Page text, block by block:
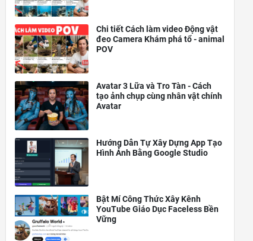
Chi tiết Cách làm video Động vật
đeo Camera Khám phá tổ - animal
POV
Avatar 3 Lữa và Tro Tàn - Cách
tạo ảnh chụp cùng nhân vật chính
Avatar
Hướng Dẫn Tự Xây Dựng App Tạo
Hình Ảnh Bằng Google Studio
Bật Mí Công Thức Xây Kênh
YouTube Giáo Dục Faceless Bền
Vững